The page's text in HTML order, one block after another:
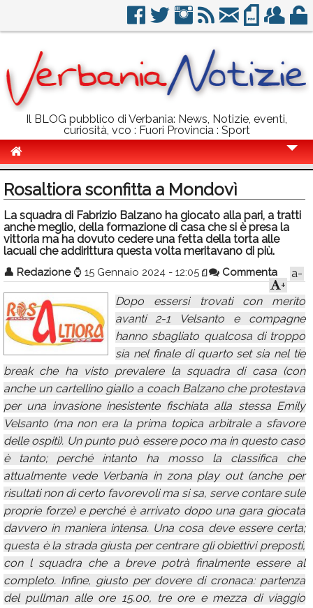
Il BLOG pubblico di Verbania: News, Notizie, eventi,
curiosità, vco : Fuori Provincia : Sport
Politica
Sport
Eventi
Info Utili
Rubriche
Calendario
Annunci
Rosaltiora sconfitta a Mondovì
La squadra di Fabrizio Balzano ha giocato alla pari, a tratti
anche meglio, della formazione di casa che si è presa la
vittoria ma ha dovuto cedere una fetta della torta alle
lacuali che addirittura questa volta meritavano di più.
👤 Redazione ⌚ 15 Gennaio 2024 - 12:05 Commenta
a-
+
Dopo essersi trovati con merito
avanti 2-1 Velsanto e compagne
hanno sbagliato qualcosa di troppo
sia nel finale di quarto set sia nel tie
break che ha visto prevalere la squadra di casa (con
anche un cartellino giallo a coach Balzano che protestava
per una invasione inesistente fischiata alla stessa Emily
Velsanto (ma non era la prima topica arbitrale a sfavore
delle ospiti). Un punto può essere poco ma in questo caso
è tanto; perché intanto ha mosso la classifica che
attualmente vede Verbania in zona play out (anche per
risultati non di certo favorevoli ma si sa, serve contare sule
proprie forze) e perché è arrivato dopo una gara giocata
davvero in maniera intensa. Una cosa deve essere certa;
questa è la strada giusta per centrare gli obiettivi preposti,
con l squadra che a breve potrà finalmente essere al
completo. Infine, giusto per dovere di cronaca: partenza
del pullman alle ore 15.00, tre ore e mezza di viaggio